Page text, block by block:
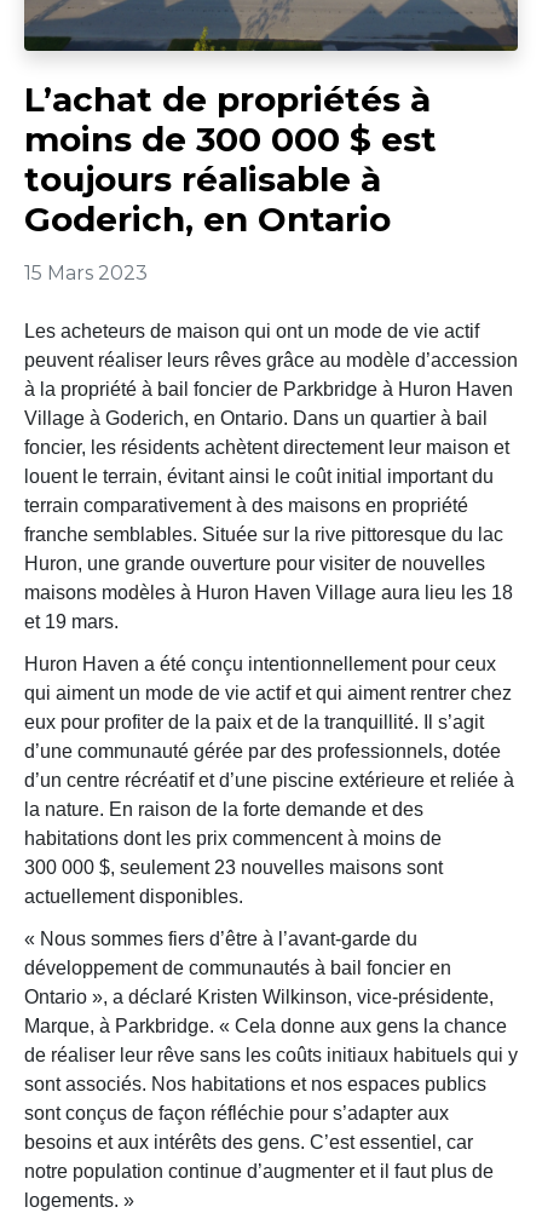
L’achat de propriétés à
moins de 300 000 $ est
toujours réalisable à
Goderich, en Ontario
15 Mars 2023
Les acheteurs de maison qui ont un mode de vie actif
peuvent réaliser leurs rêves grâce au modèle d’accession
à la propriété à bail foncier de Parkbridge à Huron Haven
Village à Goderich, en Ontario. Dans un quartier à bail
foncier, les résidents achètent directement leur maison et
louent le terrain, évitant ainsi le coût initial important du
terrain comparativement à des maisons en propriété
franche semblables. Située sur la rive pittoresque du lac
Huron, une grande ouverture pour visiter de nouvelles
maisons modèles à Huron Haven Village aura lieu les 18
et 19 mars.
Huron Haven a été conçu intentionnellement pour ceux
qui aiment un mode de vie actif et qui aiment rentrer chez
eux pour profiter de la paix et de la tranquillité. Il s’agit
d’une communauté gérée par des professionnels, dotée
d’un centre récréatif et d’une piscine extérieure et reliée à
la nature. En raison de la forte demande et des
habitations dont les prix commencent à moins de
300 000 $, seulement 23 nouvelles maisons sont
actuellement disponibles.
« Nous sommes fiers d’être à l’avant-garde du
développement de communautés à bail foncier en
Ontario », a déclaré Kristen Wilkinson, vice-présidente,
Marque, à Parkbridge. « Cela donne aux gens la chance
de réaliser leur rêve sans les coûts initiaux habituels qui y
sont associés. Nos habitations et nos espaces publics
sont conçus de façon réfléchie pour s’adapter aux
besoins et aux intérêts des gens. C’est essentiel, car
notre population continue d’augmenter et il faut plus de
logements. »